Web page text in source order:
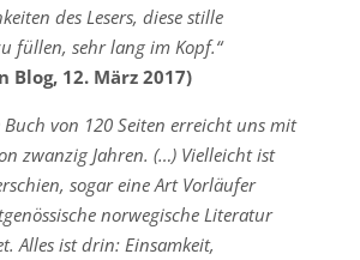
des Lesers, diese stille
füllen, sehr lang im Kopf.“
Blog, 12. März 2017)
Buch von 120 Seiten erreicht uns mit
zwanzig Jahren. (…) Vielleicht ist
sogar eine Art Vorläufer
norwegische Literatur
Alles ist drin: Einsamkeit,